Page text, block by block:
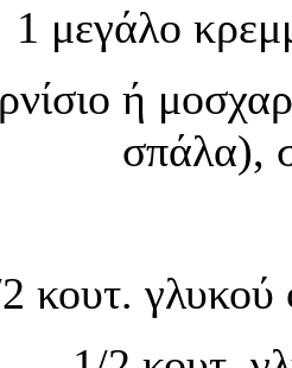
1 μεγάλο
ή
σπάλα),
κουτ. γλυκού